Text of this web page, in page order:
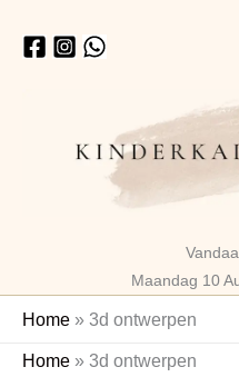
naar
Maandag 10
Home » 3d ontwerpen
Home » 3d ontwerpen